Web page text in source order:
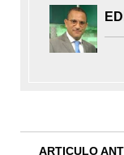
ARTICULO